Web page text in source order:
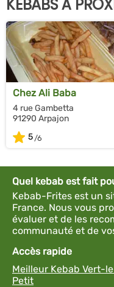
KEBABS À
Chez Ali Baba
4 rue Gambetta
91290 Arpajon
5
Quel kebab est fait
Kebab-Frites est un
France. Nous vous
évaluer et de les
communauté et de
Accès rapide
Meilleur Kebab Vert-
Petit